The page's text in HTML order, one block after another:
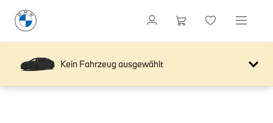
Kein Fahrzeug ausgewählt